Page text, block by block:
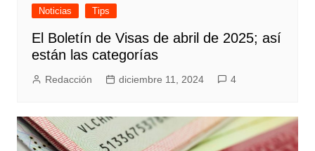
Noticias Tips
El Boletín de Visas de abril de 2025; así
están las categorías
Redacción diciembre 11, 2024 4